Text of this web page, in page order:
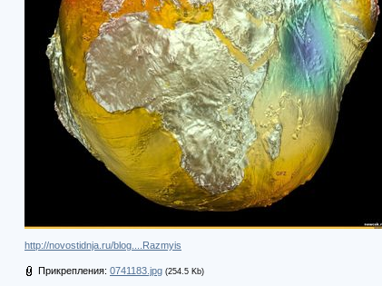
http://novostidnja.ru/blog....Razmyis
Прикрепления: 0741183.jpg (254.5 Kb)